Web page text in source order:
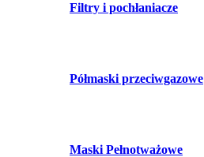
Filtry i pochłaniacze
Półmaski przeciwgazowe
Maski Pełnotważowe